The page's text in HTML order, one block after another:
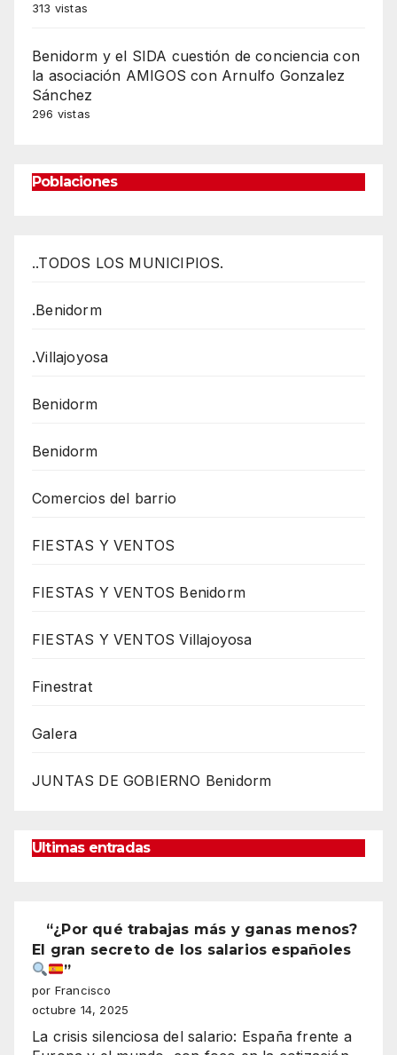
313 vistas
Benidorm y el SIDA cuestión de conciencia con
la asociación AMIGOS con Arnulfo Gonzalez
Sánchez
296 vistas
Poblaciones
..TODOS LOS MUNICIPIOS.
.Benidorm
.Villajoyosa
Benidorm
Benidorm
Comercios del barrio
FIESTAS Y VENTOS
FIESTAS Y VENTOS Benidorm
FIESTAS Y VENTOS Villajoyosa
Finestrat
Galera
JUNTAS DE GOBIERNO Benidorm
Ultimas entradas
“¿Por qué trabajas más y ganas menos?
El gran secreto de los salarios españoles
”
por Francisco
octubre 14, 2025
La crisis silenciosa del salario: España frente a